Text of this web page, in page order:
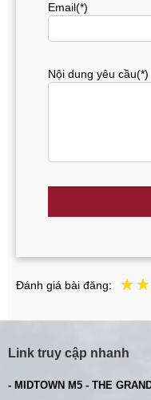
Email(*)
Nội dung yêu cầu(*)
Đánh giá bài đăng:
Link truy cập nhanh
- MIDTOWN M5 - THE